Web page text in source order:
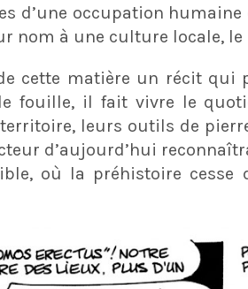
d’une occupation
nom à une culture locale, le
cette matière un récit qui
fouille, il fait vivre le
leurs outils de
d’aujourd’hui
où la préhistoire